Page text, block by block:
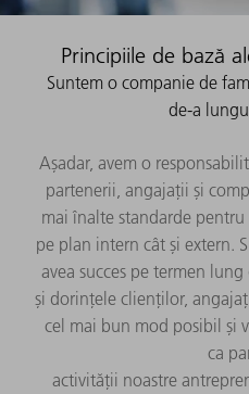
Principiile de bază
Suntem o companie de
de-a
Așadar, avem o
partenerii, angajații și
mai înalte standarde
pe plan intern cât și extern.
avea succes pe termen
și dorințele clienților,
cel mai bun mod posibil și
ca
activității noastre